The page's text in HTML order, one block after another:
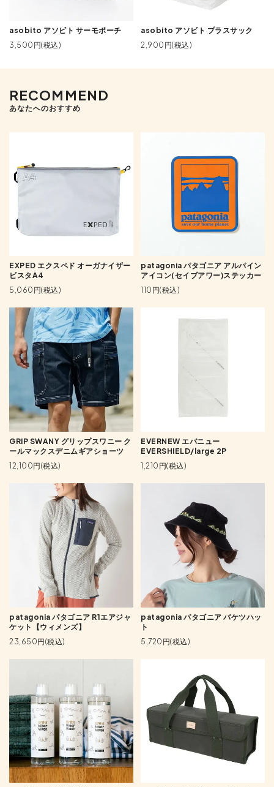
asobito アソビト サーモポーチ
3,500円(税込)
asobito アソビト プラスサック
2,900円(税込)
RECOMMEND
あなたへのおすすめ
EXPED エクスペド オーガナイザー
ビスタA4
5,060円(税込)
patagonia パタゴニア アルパイン
アイコン(セイブアワー)ステッカー
110円(税込)
GRIP SWANY グリップスワニー ク
ールマックスデニムギアショーツ
12,100円(税込)
EVERNEW エバニュー
EVERSHIELD/large 2P
1,210円(税込)
patagonia パタゴニア R1エアジャ
ケット【ウィメンズ】
23,650円(税込)
patagonia パタゴニア バケツハッ
ト
5,720円(税込)